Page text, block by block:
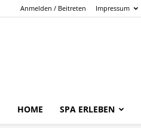
Anmelden / Beitreten Impressum
HOME SPA ERLEBEN